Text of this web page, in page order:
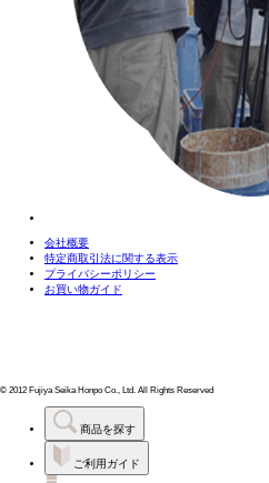
会社概要
特定商取引法に関する表示
プライバシーポリシー
お買い物ガイド
© 2012 Fujiya Seika Honpo Co., Ltd. All Rights Reserved
商品を探す
ご利用ガイド